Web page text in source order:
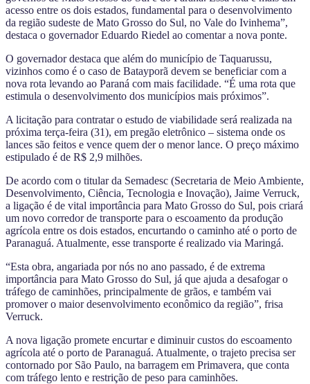
acesso entre os dois estados, fundamental para o desenvolvimento
da região sudeste de Mato Grosso do Sul, no Vale do Ivinhema”,
destaca o governador Eduardo Riedel ao comentar a nova ponte.
O governador destaca que além do município de Taquarussu,
vizinhos como é o caso de Batayporã devem se beneficiar com a
nova rota levando ao Paraná com mais facilidade. “É uma rota que
estimula o desenvolvimento dos municípios mais próximos”.
A licitação para contratar o estudo de viabilidade será realizada na
próxima terça-feira (31), em pregão eletrônico – sistema onde os
lances são feitos e vence quem der o menor lance. O preço máximo
estipulado é de R$ 2,9 milhões.
De acordo com o titular da Semadesc (Secretaria de Meio Ambiente,
Desenvolvimento, Ciência, Tecnologia e Inovação), Jaime Verruck,
a ligação é de vital importância para Mato Grosso do Sul, pois criará
um novo corredor de transporte para o escoamento da produção
agrícola entre os dois estados, encurtando o caminho até o porto de
Paranaguá. Atualmente, esse transporte é realizado via Maringá.
“Esta obra, angariada por nós no ano passado, é de extrema
importância para Mato Grosso do Sul, já que ajuda a desafogar o
tráfego de caminhões, principalmente de grãos, e também vai
promover o maior desenvolvimento econômico da região”, frisa
Verruck.
A nova ligação promete encurtar e diminuir custos do escoamento
agrícola até o porto de Paranaguá. Atualmente, o trajeto precisa ser
contornado por São Paulo, na barragem em Primavera, que conta
com tráfego lento e restrição de peso para caminhões.